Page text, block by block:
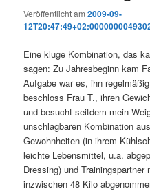
Veröffentlicht am2009-09-
Eine kluge Kombination, das
sagen: Zu Jahresbeginn kam
Aufgabe war es, ihn
beschloss Frau T., ihren
und besucht seitdem mein
unschlagbaren Kombination
Gewohnheiten (in ihrem
leichte Lebensmittel, u.a.
Dressing) und
inzwischen 48 Kilo